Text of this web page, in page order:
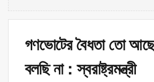
গণভোটের বৈধতা তো
বলছি না : স্বরাষ্ট্রমন্ত্রী